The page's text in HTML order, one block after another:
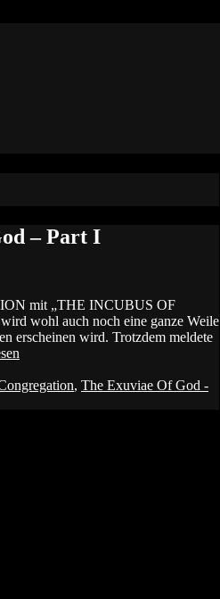
– Part I
mit „THE INCUBUS OF
wohl auch noch eine ganze Weile
erscheinen wird. Trotzdem meldete
, The Exuviae Of God -